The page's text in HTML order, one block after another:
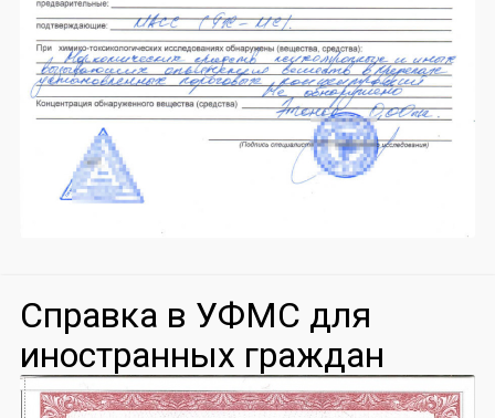
Справка в УФМС для
иностранных граждан